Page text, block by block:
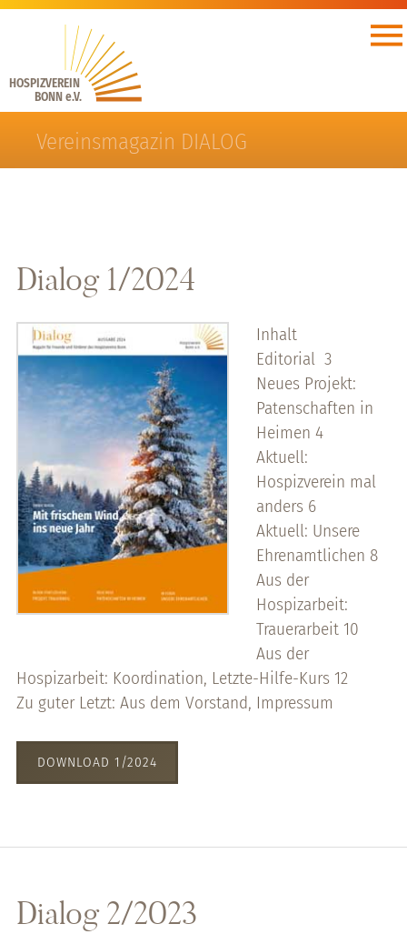
HOSPIZVEREIN
BONN e.V.
Vereinsmagazin DIALOG
Dialog 1/2024
Inhalt
Editorial 3
Neues Projekt:
Patenschaften in
Heimen 4
Aktuell:
Hospizverein mal
anders 6
Aktuell: Unsere
Ehrenamtlichen 8
Aus der
Hospizarbeit:
Trauerarbeit 10
Aus der
Hospizarbeit: Koordination, Letzte-Hilfe-Kurs 12
Zu guter Letzt: Aus dem Vorstand, Impressum
DOWNLOAD 1/2024
Dialog 2/2023